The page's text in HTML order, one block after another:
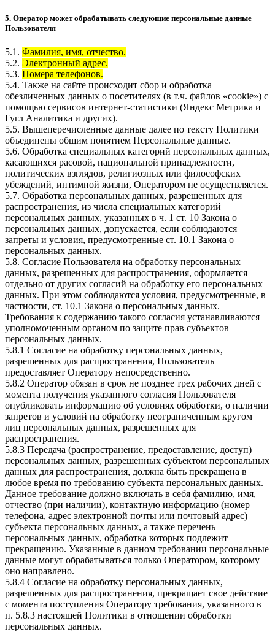
5. Оператор может обрабатывать следующие персональные данные
Пользователя
5.1. Фамилия, имя, отчество.
5.2. Электронный адрес.
5.3. Номера телефонов.
5.4. Также на сайте происходит сбор и обработка
обезличенных данных о посетителях (в т.ч. файлов «cookie») с
помощью сервисов интернет-статистики (Яндекс Метрика и
Гугл Аналитика и других).
5.5. Вышеперечисленные данные далее по тексту Политики
объединены общим понятием Персональные данные.
5.6. Обработка специальных категорий персональных данных,
касающихся расовой, национальной принадлежности,
политических взглядов, религиозных или философских
убеждений, интимной жизни, Оператором не осуществляется.
5.7. Обработка персональных данных, разрешенных для
распространения, из числа специальных категорий
персональных данных, указанных в ч. 1 ст. 10 Закона о
персональных данных, допускается, если соблюдаются
запреты и условия, предусмотренные ст. 10.1 Закона о
персональных данных.
5.8. Согласие Пользователя на обработку персональных
данных, разрешенных для распространения, оформляется
отдельно от других согласий на обработку его персональных
данных. При этом соблюдаются условия, предусмотренные, в
частности, ст. 10.1 Закона о персональных данных.
Требования к содержанию такого согласия устанавливаются
уполномоченным органом по защите прав субъектов
персональных данных.
5.8.1 Согласие на обработку персональных данных,
разрешенных для распространения, Пользователь
предоставляет Оператору непосредственно.
5.8.2 Оператор обязан в срок не позднее трех рабочих дней с
момента получения указанного согласия Пользователя
опубликовать информацию об условиях обработки, о наличии
запретов и условий на обработку неограниченным кругом
лиц персональных данных, разрешенных для
распространения.
5.8.3 Передача (распространение, предоставление, доступ)
персональных данных, разрешенных субъектом персональных
данных для распространения, должна быть прекращена в
любое время по требованию субъекта персональных данных.
Данное требование должно включать в себя фамилию, имя,
отчество (при наличии), контактную информацию (номер
телефона, адрес электронной почты или почтовый адрес)
субъекта персональных данных, а также перечень
персональных данных, обработка которых подлежит
прекращению. Указанные в данном требовании персональные
данные могут обрабатываться только Оператором, которому
оно направлено.
5.8.4 Согласие на обработку персональных данных,
разрешенных для распространения, прекращает свое действие
с момента поступления Оператору требования, указанного в
п. 5.8.3 настоящей Политики в отношении обработки
персональных данных.